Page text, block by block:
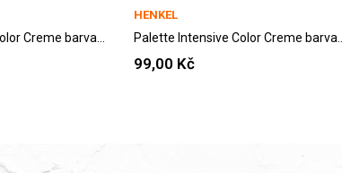
HENKEL
99,00 Kč